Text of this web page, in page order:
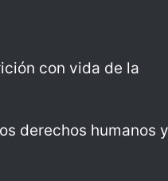
con vida de la
derechos humanos y